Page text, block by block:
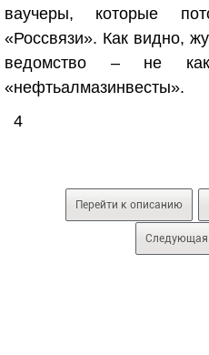
ваучеры, которые
«Россвязи». Как видно,
ведомство – не
«нефтьалмазинвесты».
4
Перейти к описанию
Следующая